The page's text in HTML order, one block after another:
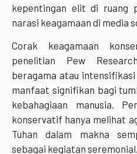
kepentingan elit di ruang
narasi keagamaan di media
Corak keagamaan
penelitian Pew
beragama atau
manfaat signifikan bagi
kebahagiaan manusia.
konservatif hanya melihat
Tuhan dalam makna
sebagai kegiatan seremonial.